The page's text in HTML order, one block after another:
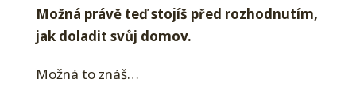
Možná právě teď stojíš před rozhodnutím,
jak doladit svůj domov.
Možná to znáš…